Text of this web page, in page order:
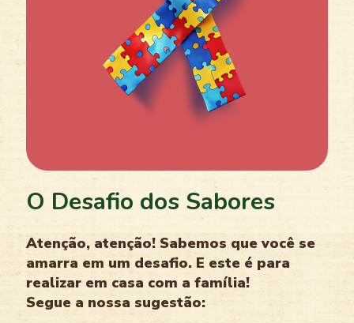
O Desafio dos Sabores
Atenção, atenção! Sabemos que você se
amarra em um desafio. E este é para
realizar em casa com a família!
Segue a nossa sugestão: